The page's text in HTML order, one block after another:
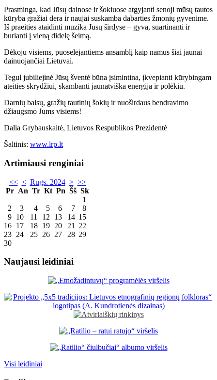
Prasminga, kad Jūsų dainose ir šokiuose atgyjanti senoji mūsų tautos
kūryba gražiai dera ir naujai suskamba dabarties žmonių gyvenime.
Iš praeities ataidinti muzika Jūsų širdyse – gyva, suartinanti ir
burianti į vieną didelę šeimą.
Dėkoju visiems, puoselėjantiems ansamblį kaip namus šiai jaunai
dainuojančiai Lietuvai.
Tegul jubiliejinė Jūsų šventė būna įsimintina, įkvepianti kūrybingam
ateities skrydžiui, skambanti jaunatviška energija ir polėkiu.
Darnių balsų, gražių tautinių šokių ir nuoširdaus bendravimo
džiaugsmo Jums visiems!
Dalia Grybauskaitė, Lietuvos Respublikos Prezidentė
Šaltinis: www.lrp.lt
Artimiausi renginiai
<< < Rugs. 2024 > >>
Pr An Tr Kt Pn Šš Sk
1
2
3 4 5 6 7
8
9 10 11 12 13 14 15
16 17 18 19 20 21
22
23 24 25 26 27 28 29
30
Naujausi leidiniai
Visi leidiniai